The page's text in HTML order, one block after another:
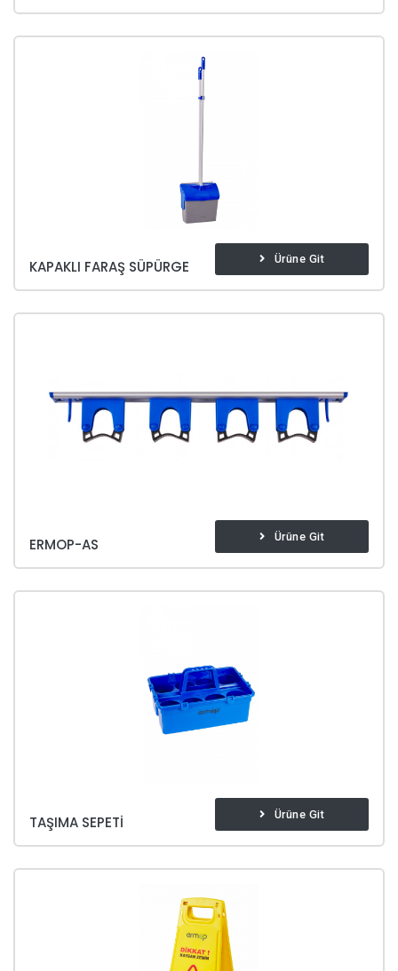
KAPAKLI FARAŞ SÜPÜRGE Ürüne Git
ERMOP-AS Ürüne Git
TAŞIMA SEPETI Ürüne Git